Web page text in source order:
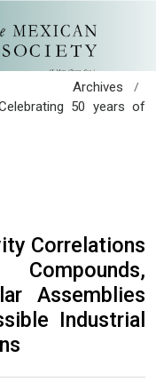
Archives /
50 years of
Correlations
Assemblies
Industrial